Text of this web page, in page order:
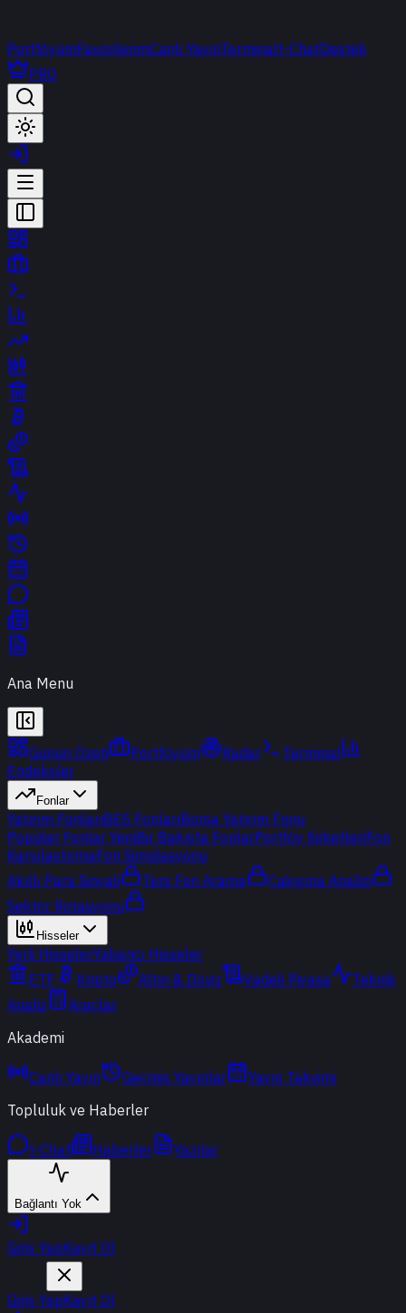
PortföyümFavorilerimCanlı YayınTerminalt-ChatDestek
PRO
Ana Menu
Günün Özeti Portföyüm Radar
Terminal
Endeksler
Fonlar
Yatırım FonlarıBES FonlarıBorsa Yatırım Fonu
Popüler Fonlar YeniBir Bakışta FonlarPortföy ŞirketleriFon
KarşılaştırmaFon Simülasyonu
Akıllı Para Sinyali
Ters Fon Arama
Çakışma Analizi
Sektör Rotasyonu
Hisseler
Yerli HisselerYabancı Hisseler
ETF
Kripto Altın & Döviz Vadeli Piyasa
Teknik
Analiz
Araçlar
Akademi
Canlı Yayın Geçmiş Yayınlar
Yayın Takvimi
Topluluk ve Haberler
t-Chat Haberler Yazılar
Bağlantı Yok
Giriş YapKayıt Ol
Giriş YapKayıt Ol